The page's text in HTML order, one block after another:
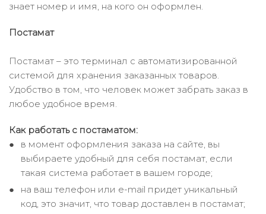
знает номер и имя, на кого он оформлен.
Постамат
Постамат – это терминал с автоматизированной
системой для хранения заказанных товаров.
Удобство в том, что человек может забрать заказ в
любое удобное время.
Как работать с постаматом:
в момент оформления заказа на сайте, вы
выбираете удобный для себя постамат, если
такая система работает в вашем городе;
на ваш телефон или e-mail придет уникальный
код, это значит, что товар доставлен в постамат;